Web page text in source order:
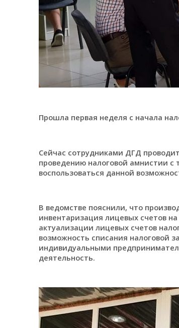
Прошла первая неделя с начала
Сейчас сотрудниками ДГД
проведению налоговой амнистии
воспользоваться данной
В ведомстве пояснили, что
инвентаризация лицевых счетов
актуализации лицевых счетов
возможность списания налоговой
индивидуальными
деятельность.